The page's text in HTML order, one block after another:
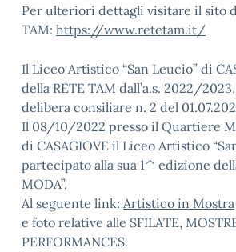
Per ulteriori dettagli visitare il sito
TAM: https://www.retetam.it/
Il Liceo Artistico “San Leucio” di
della RETE TAM dall’a.s. 2022/
delibera consiliare n. 2 del
Il 08/10/2022 presso il Quartiere
di CASAGIOVE il Liceo Artistico
partecipato alla sua 1^ edizione
MODA”.
Al seguente link: Artistico in Mostra
e foto relative alle SFILATE,
PERFORMANCES.